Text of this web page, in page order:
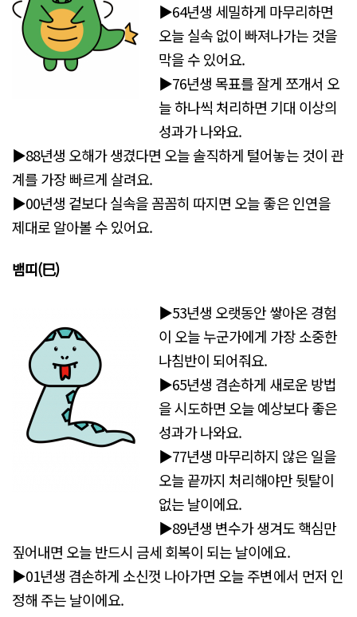
▶64년생 세밀하게 마무리하면
오늘 실속 없이 빠져나가는 것을
막을 수 있어요.
▶76년생 목표를 잘게 쪼개서 오
늘 하나씩 처리하면 기대 이상의
성과가 나와요.
▶88년생 오해가 생겼다면 오늘 솔직하게 털어놓는 것이 관
계를 가장 빠르게 살려요.
▶00년생 겉보다 실속을 꼼꼼히 따지면 오늘 좋은 인연을
제대로 알아볼 수 있어요.
뱀띠(巳)
▶53년생 오랫동안 쌓아온 경험
이 오늘 누군가에게 가장 소중한
나침반이 되어줘요.
▶65년생 겸손하게 새로운 방법
을 시도하면 오늘 예상보다 좋은
성과가 나와요.
▶77년생 마무리하지 않은 일을
오늘 끝까지 처리해야만 뒷탈이
없는 날이에요.
▶89년생 변수가 생겨도 핵심만
짚어내면 오늘 반드시 금세 회복이 되는 날이에요.
▶01년생 겸손하게 소신껏 나아가면 오늘 주변에서 먼저 인
정해 주는 날이에요.